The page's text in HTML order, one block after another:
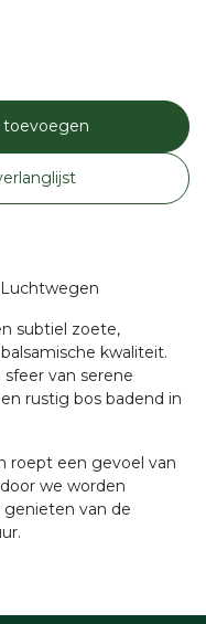
toevoegen
Luchtwegen
subtiel zoete,
kwaliteit.
van serene
rustig bos badend in
roept een gevoel van
we worden
van de